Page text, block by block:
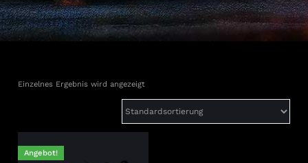
Einzelnes Ergebnis wird angezeigt
Angebot!